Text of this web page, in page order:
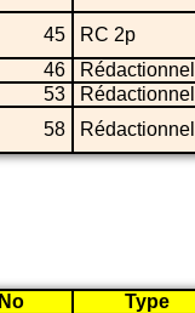
45
RC 2p
46
Rédactionnel
53
Rédactionnel
58
Rédactionnel
No Type